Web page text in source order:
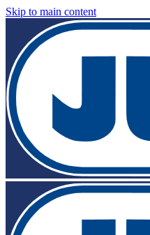
Skip to main content